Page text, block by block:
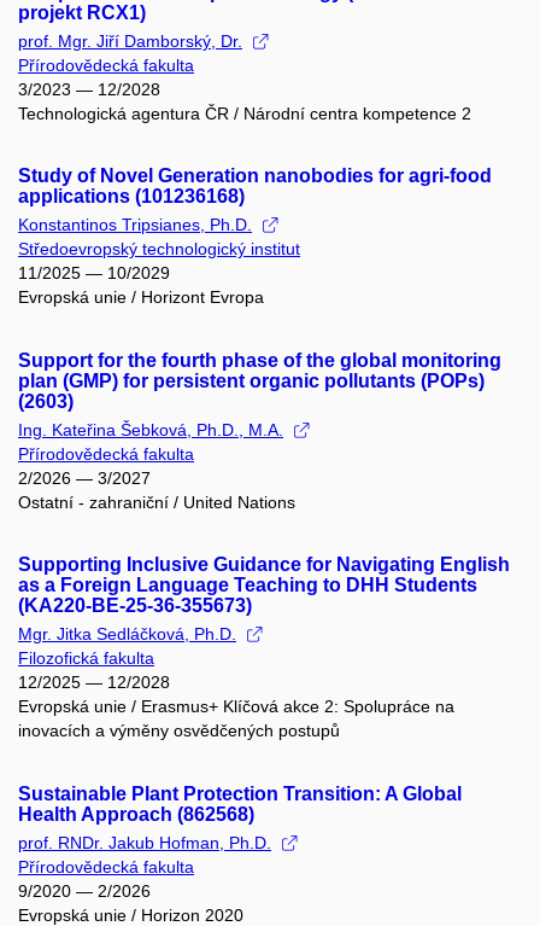
projekt RCX1)
prof. Mgr. Jiří Damborský, Dr.
Přírodovědecká fakulta
3/2023 — 12/2028
Technologická agentura ČR / Národní centra kompetence 2
Study of Novel Generation nanobodies for agri-food
applications (101236168)
Konstantinos Tripsianes, Ph.D.
Středoevropský technologický institut
11/2025 — 10/2029
Evropská unie / Horizont Evropa
Support for the fourth phase of the global monitoring
plan (GMP) for persistent organic pollutants (POPs)
(2603)
Ing. Kateřina Šebková, Ph.D., M.A.
Přírodovědecká fakulta
2/2026 — 3/2027
Ostatní - zahraniční / United Nations
Supporting Inclusive Guidance for Navigating English
as a Foreign Language Teaching to DHH Students
(KA220-BE-25-36-355673)
Mgr. Jitka Sedláčková, Ph.D.
Filozofická fakulta
12/2025 — 12/2028
Evropská unie / Erasmus+ Klíčová akce 2: Spolupráce na
inovacích a výměny osvědčených postupů
Sustainable Plant Protection Transition: A Global
Health Approach (862568)
prof. RNDr. Jakub Hofman, Ph.D.
Přírodovědecká fakulta
9/2020 — 2/2026
Evropská unie / Horizon 2020